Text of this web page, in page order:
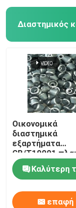
Διαστημικός
Οικονομικά
διαστημικά
εξαρτήματα
GB/T19001
ζευκτόντων
άσπραΚαλύτερη
επαφή